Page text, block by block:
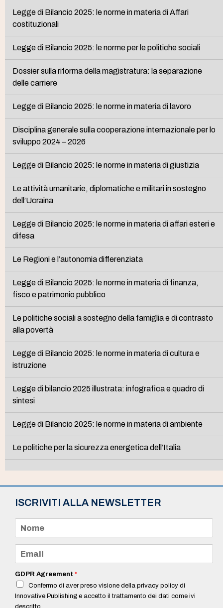
Legge di Bilancio 2025: le norme in materia di Affari
costituzionali
Legge di Bilancio 2025: le norme per le politiche sociali
Dossier sulla riforma della magistratura: la separazione
delle carriere
Legge di Bilancio 2025: le norme in materia di lavoro
Disciplina generale sulla cooperazione internazionale per lo
sviluppo 2024 – 2026
Legge di Bilancio 2025: le norme in materia di giustizia
Le attività umanitarie, diplomatiche e militari in sostegno
dell’Ucraina
Legge di Bilancio 2025: le norme in materia di affari esteri e
difesa
Le Regioni e l’autonomia differenziata
Legge di Bilancio 2025: le norme in materia di finanza,
fisco e patrimonio pubblico
Le politiche sociali a sostegno della famiglia e di contrasto
alla povertà
Legge di Bilancio 2025: le norme in materia di cultura e
istruzione
Legge di bilancio 2025 illustrata: infografica e quadro di
sintesi
Legge di Bilancio 2025: le norme in materia di ambiente
Le politiche per la sicurezza energetica dell’Italia
ISCRIVITI ALLA NEWSLETTER
m
e
a
i
*
GDPR Agreement *
Confermo di aver preso visione della privacy policy di
Innovative Publishing e accetto il trattamento dei dati come ivi